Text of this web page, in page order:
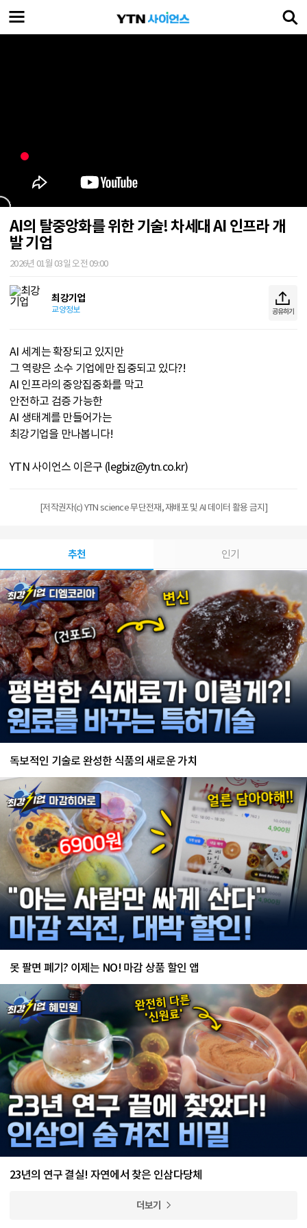
AI의 탈중앙화를 위한 기술! 차세대 AI 인프라 개
발 기업
2026년 01월 03일 오전 09:00
최강기업
교양정보 공유하기
AI 세계는 확장되고 있지만
그 역량은 소수 기업에만 집중되고 있다?!
AI 인프라의 중앙집중화를 막고
안전하고 검증 가능한
AI 생태계를 만들어가는
최강기업을 만나봅니다!
YTN 사이언스 이은구 (legbiz@ytn.co.kr)
[저작권자(c) YTN science 무단전재, 재배포 및 AI 데이터 활용 금지]
추천 인기
독보적인 기술로 완성한 식품의 새로운 가치
못 팔면 폐기? 이제는 NO! 마감 상품 할인 앱
23년의 연구 결실! 자연에서 찾은 인삼다당체
더보기